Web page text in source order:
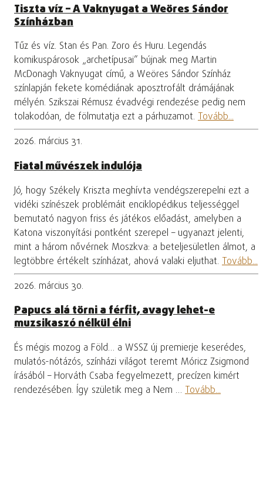
Tiszta víz – A Vaknyugat a Weöres Sándor
Színházban
Tűz és víz. Stan és Pan. Zoro és Huru. Legendás
komikuspárosok „archetípusai” bújnak meg Martin
McDonagh Vaknyugat című, a Weöres Sándor Színház
színlapján fekete komédiának aposztrofált drámájának
mélyén. Szikszai Rémusz évadvégi rendezése pedig nem
tolakodóan, de fölmutatja ezt a párhuzamot. Tovább...
2026. március 31.
Fiatal művészek indulója
Jó, hogy Székely Kriszta meghívta vendégszerepelni ezt a
vidéki színészek problémáit enciklopédikus teljességgel
bemutató nagyon friss és játékos előadást, amelyben a
Katona viszonyítási pontként szerepel – ugyanazt jelenti,
mint a három nővérnek Moszkva: a beteljesületlen álmot, a
legtöbbre értékelt színházat, ahová valaki eljuthat. Tovább...
2026. március 30.
Papucs alá törni a férfit, avagy lehet-e
muzsikaszó nélkül élni
És mégis mozog a Föld… a WSSZ új premierje keserédes,
mulatós-nótázós, színházi világot teremt Móricz Zsigmond
írásából – Horváth Csaba fegyelmezett, precízen kimért
rendezésében. Így születik meg a Nem … Tovább...